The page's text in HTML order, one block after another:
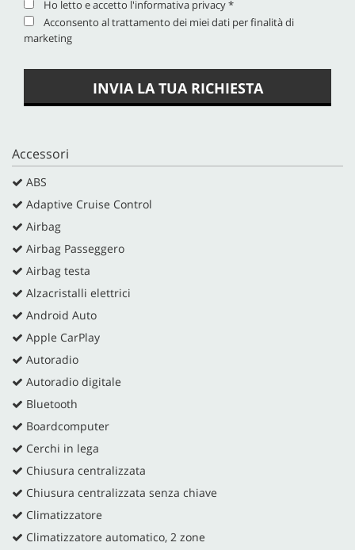
Ho letto e accetto l'informativa privacy*
Acconsento al trattamento dei miei dati per finalità di
marketing
INVIA LA TUA RICHIESTA
Accessori
ABS
Adaptive Cruise Control
Airbag
Airbag Passeggero
Airbag testa
Alzacristalli elettrici
Android Auto
Apple CarPlay
Autoradio
Autoradio digitale
Bluetooth
Boardcomputer
Cerchi in lega
Chiusura centralizzata
Chiusura centralizzata senza chiave
Climatizzatore
Climatizzatore automatico, 2 zone